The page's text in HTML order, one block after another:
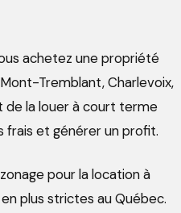
achetez une propriété
Tremblant, Charlevoix,
de la louer à court terme
frais et générer un profit.
pour la location à
plus strictes au Québec.